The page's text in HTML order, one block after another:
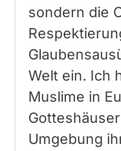
sondern die
Welt ein. Ich
Muslime in
Umgebung